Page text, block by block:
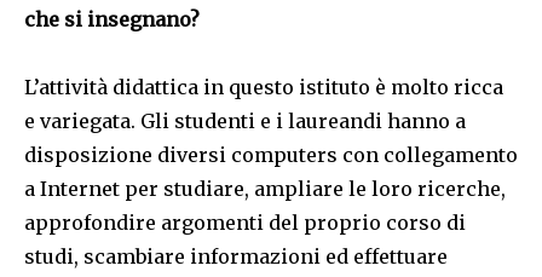
che si insegnano?
L’attività didattica in questo istituto è molto ricca
e variegata. Gli studenti e i laureandi hanno a
disposizione diversi computers con collegamento
a Internet per studiare, ampliare le loro ricerche,
approfondire argomenti del proprio corso di
studi, scambiare informazioni ed effettuare